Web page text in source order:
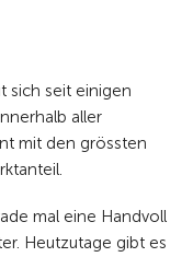
sich seit einigen
aller
mit den grössten
mal eine Handvoll
Heutzutage gibt es